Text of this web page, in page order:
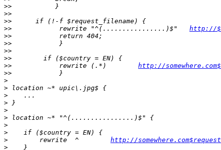
>>
>>
>>
>>
            rewrite "^(................)$"
http://
>>
>>
>>
>>
>>
            rewrite (.*)
http://
>>
>
>
>
>
>
>
>
>
>
        rewrite  ^
http://
>